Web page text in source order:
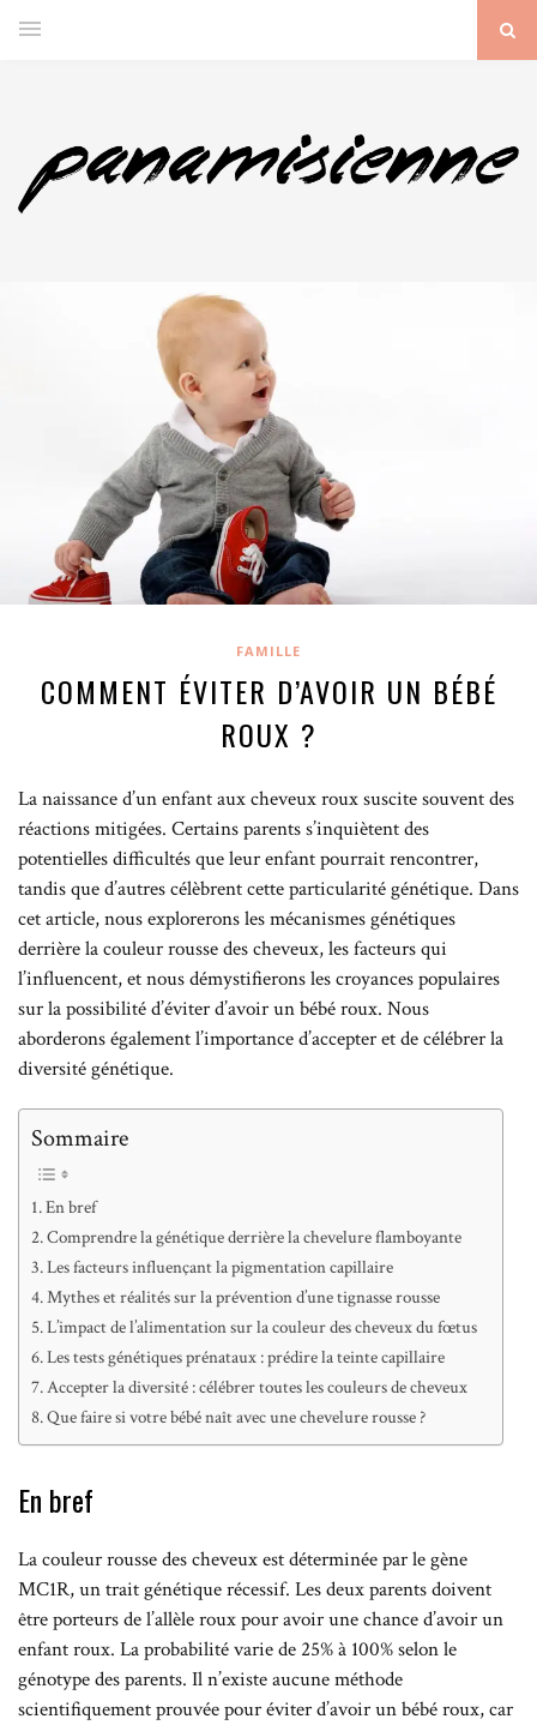
FAMILLE
COMMENT ÉVITER D’AVOIR UN BÉBÉ
ROUX ?
La naissance d’un enfant aux cheveux roux suscite souvent des
réactions mitigées. Certains parents s’inquiètent des
potentielles difficultés que leur enfant pourrait rencontrer,
tandis que d’autres célèbrent cette particularité génétique. Dans
cet article, nous explorerons les mécanismes génétiques
derrière la couleur rousse des cheveux, les facteurs qui
l’influencent, et nous démystifierons les croyances populaires
sur la possibilité d’éviter d’avoir un bébé roux. Nous
aborderons également l’importance d’accepter et de célébrer la
diversité génétique.
Sommaire
En bref
Comprendre la génétique derrière la chevelure flamboyante
Les facteurs influençant la pigmentation capillaire
Mythes et réalités sur la prévention d’une tignasse rousse
L’impact de l’alimentation sur la couleur des cheveux du fœtus
Les tests génétiques prénataux : prédire la teinte capillaire
Accepter la diversité : célébrer toutes les couleurs de cheveux
Que faire si votre bébé naît avec une chevelure rousse ?
En bref
La couleur rousse des cheveux est déterminée par le gène
MC1R, un trait génétique récessif. Les deux parents doivent
être porteurs de l’allèle roux pour avoir une chance d’avoir un
enfant roux. La probabilité varie de 25% à 100% selon le
génotype des parents. Il n’existe aucune méthode
scientifiquement prouvée pour éviter d’avoir un bébé roux, car